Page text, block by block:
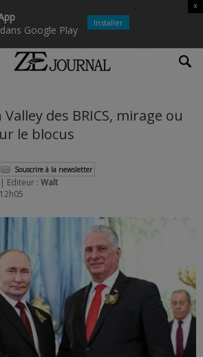
Google Play
x
Installer
des BRICS, mirage ou
le blocus
Souscrire à la newsletter
| Editeur : Walt